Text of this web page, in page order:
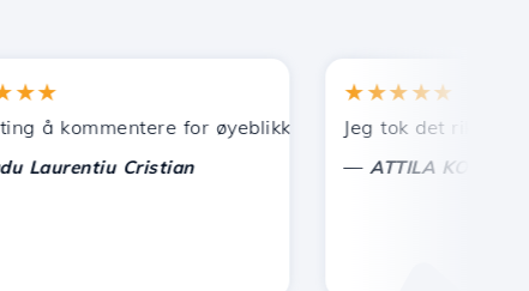
å kommentere for øyeblikket, bare å sette pris på. Med
Cristian
★★★★★
Jeg tok det riktige
ATTILA KOLES